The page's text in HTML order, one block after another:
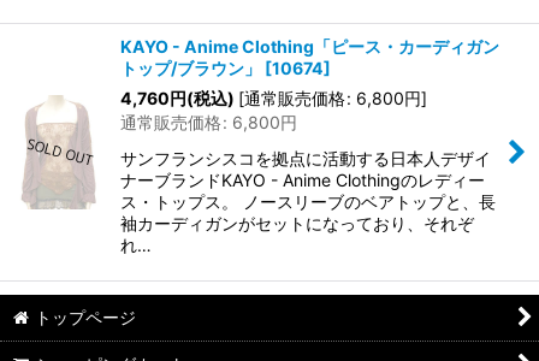
KAYO - Anime Clothing「ピース・カーディガン
トップ/ブラウン」
[10674]
4,760円(税込) [通常販売価格: 6,800円]
通常販売価格: 6,800円
サンフランシスコを拠点に活動する日本人デザイ
ナーブランドKAYO - Anime Clothingのレディー
ス・トップス。 ノースリーブのベアトップと、長
袖カーディガンがセットになっており、それぞ
れ…
トップページ